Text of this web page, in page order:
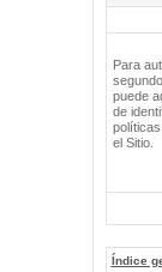
Para
puede
de
el Sitio.
Índice